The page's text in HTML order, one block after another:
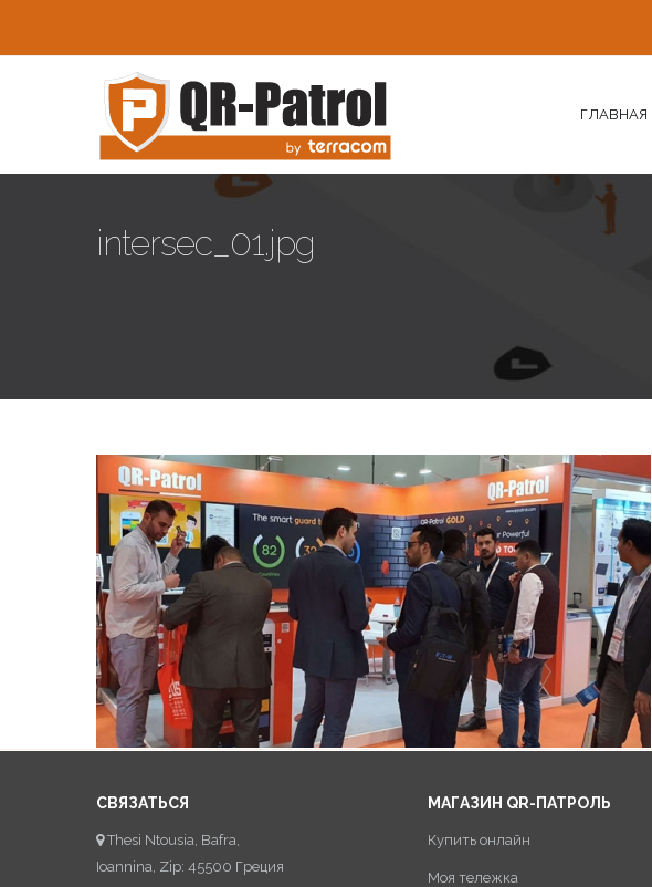
ГЛАВНАЯ
intersec_01.jpg
СВЯЗАТЬСЯ
Thesi Ntousia, Bafra,
Ioannina, Zip: 45500 Греция
МАГАЗИН QR-ПАТРОЛЬ
Купить онлайн
Моя тележка